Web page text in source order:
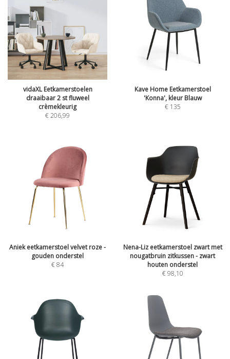
vidaXL Eetkamerstoelen
draaibaar 2 st fluweel
crèmekleurig
€206,99
Kave Home Eetkamerstoel
'Konna', kleur Blauw
€ 135
Aniek eetkamerstoel velvet roze -
gouden onderstel
€84
Nena-Liz eetkamerstoel zwart met
nougatbruin zitkussen - zwart
houten onderstel
€98,10